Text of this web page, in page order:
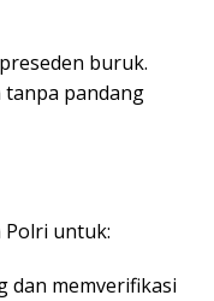
buruk.
pandang
Polri untuk:
dan memverifikasi